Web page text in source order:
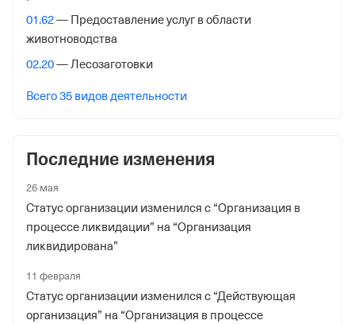
ОГРН
1065803016927
Регистрация ФНС
Дата регистрации
30 октября 2023
Управление Федеральной Налоговой Службы по
Пензенской обл.
01.62— Предоставление услуг в области
животноводства
02.20— Лесозаготовки
Всего 35 видов деятельности
Последние изменения
26 мая
Статус организации изменился с “Организация в
процессе ликвидации” на “Организация
ликвидирована”
11 февраля
Статус организации изменился с “Действующая
организация” на “Организация в процессе